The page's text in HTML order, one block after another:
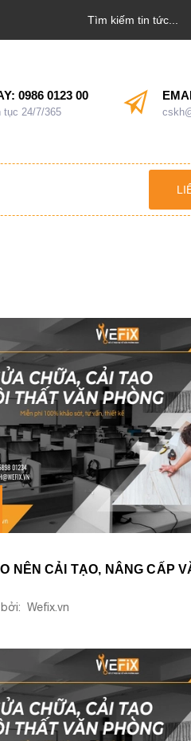
0986 0123 00
tục 24/7/365
NÊN CẢI TẠO, NÂNG CẤP
Wefix.vn